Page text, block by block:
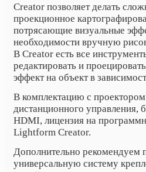
Creator позволяет делать
проекционное
потрясающие визуальные
необходимости вручную
В Creator есть все
редактировать и
эффект на объект в
В комплектацию с проектором
дистанционного управления,
HDMI, лицензия на
Lightform Creator.
Дополнительно рекомендуем
универсальную систему